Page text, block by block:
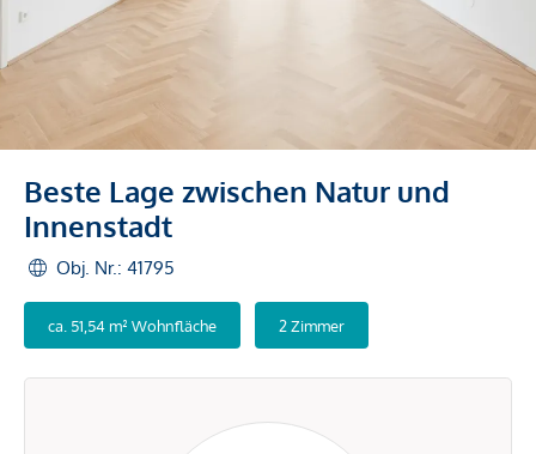
Beste Lage zwischen Natur und
Innenstadt
Obj. Nr.: 41795
ca. 51,54 m² Wohnfläche 2 Zimmer